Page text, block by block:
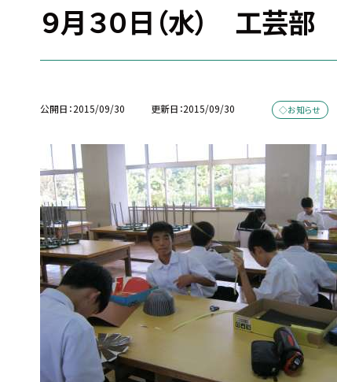
９月３０日（水） 工芸部
公開日 2015/09/30 更新日 2015/09/30 ◇お知らせ